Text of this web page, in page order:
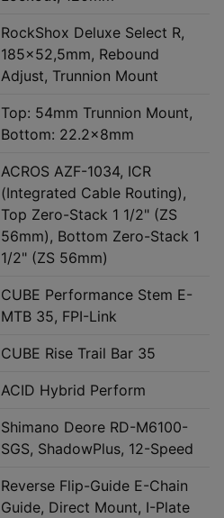
RockShox Deluxe Select R,
185x52,5mm, Rebound
Adjust, Trunnion Mount
Top: 54mm Trunnion Mount,
Bottom: 22.2x8mm
ACROS AZF-1034, ICR
(Integrated Cable Routing),
Top Zero-Stack 1 1/2" (ZS
56mm), Bottom Zero-Stack 1
1/2" (ZS 56mm)
CUBE Performance Stem E-
MTB 35, FPI-Link
CUBE Rise Trail Bar 35
ACID Hybrid Perform
Shimano Deore RD-M6100-
SGS, ShadowPlus, 12-Speed
Reverse Flip-Guide E-Chain
Guide, Direct Mount, I-Plate